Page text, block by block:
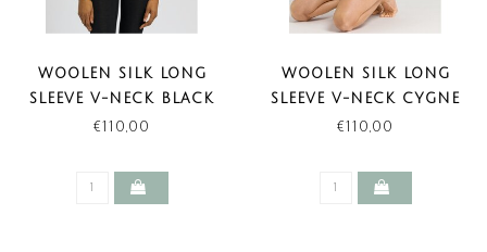
WOOLEN SILK LONG
SLEEVE V-NECK BLACK
€110,00
WOOLEN SILK LONG
SLEEVE V-NECK CYGNE
€110,00